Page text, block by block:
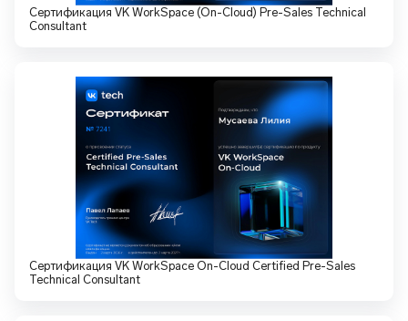
Сертификация VK WorkSpace (On-Cloud) Pre-Sales Technical
Consultant
Сертификация VK WorkSpace On-Cloud Certified Pre-Sales
Technical Consultant